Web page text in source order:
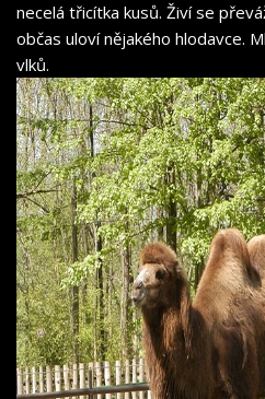
necelá třicítka kusů. Živí se
občas uloví nějakého hlodavce.
vlků.